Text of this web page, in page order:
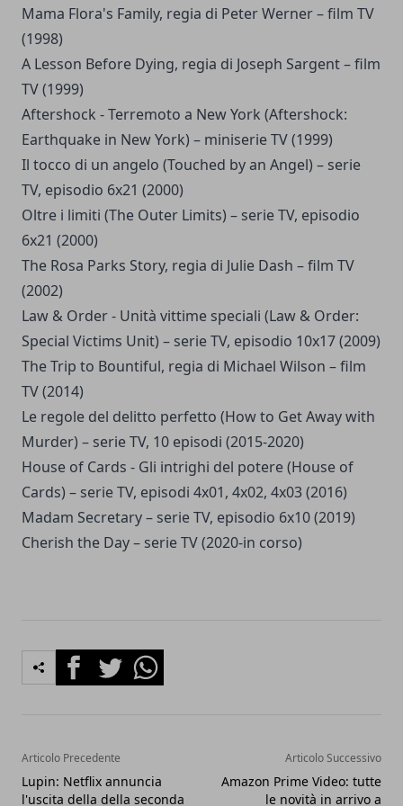
Mama Flora's Family, regia di Peter Werner – film TV
(1998)
A Lesson Before Dying, regia di Joseph Sargent – film
TV (1999)
Aftershock - Terremoto a New York (Aftershock:
Earthquake in New York) – miniserie TV (1999)
Il tocco di un angelo (Touched by an Angel) – serie
TV, episodio 6x21 (2000)
Oltre i limiti (The Outer Limits) – serie TV, episodio
6x21 (2000)
The Rosa Parks Story, regia di Julie Dash – film TV
(2002)
Law & Order - Unità vittime speciali (Law & Order:
Special Victims Unit) – serie TV, episodio 10x17 (2009)
The Trip to Bountiful, regia di Michael Wilson – film
TV (2014)
Le regole del delitto perfetto (How to Get Away with
Murder) – serie TV, 10 episodi (2015-2020)
House of Cards - Gli intrighi del potere (House of
Cards) – serie TV, episodi 4x01, 4x02, 4x03 (2016)
Madam Secretary – serie TV, episodio 6x10 (2019)
Cherish the Day – serie TV (2020-in corso)
FacebookTwitterWhatsapp
Articolo Precedente
Lupin: Netflix annuncia
l'uscita della della seconda
Articolo Successivo
Amazon Prime Video: tutte
le novità in arrivo a